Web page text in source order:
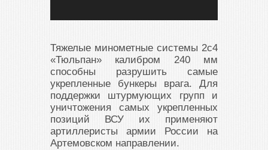
Тяжелые минометные системы 2с4
«Тюльпан» калибром 240 мм
способны разрушить самые
укрепленные бункеры врага. Для
поддержки штурмующих групп и
уничтожения самых укрепленных
позиций ВСУ их применяют
артиллеристы армии России на
Артемовском направлении.